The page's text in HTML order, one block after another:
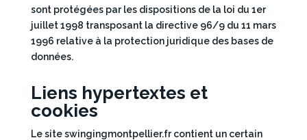
sont protégées par les dispositions de la loi du 1er
juillet 1998 transposant la directive 96/9 du 11 mars
1996 relative à la protection juridique des bases de
données.
Liens hypertextes et
cookies
Le site swingingmontpellier.fr contient un certain